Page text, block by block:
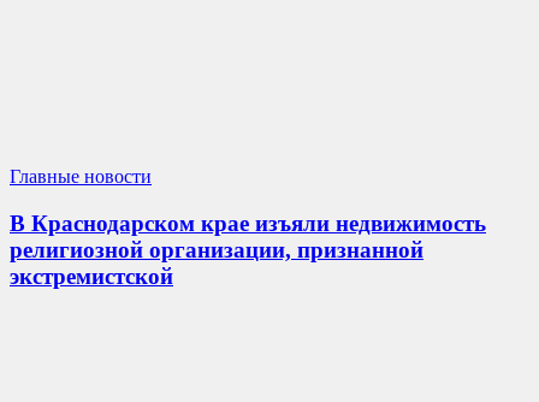
Главные новости
В Краснодарском крае изъяли недвижимость
религиозной организации, признанной
экстремистской